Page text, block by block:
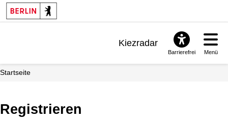
Kiezradar
Barrierefrei Menü
Startseite
Registrieren